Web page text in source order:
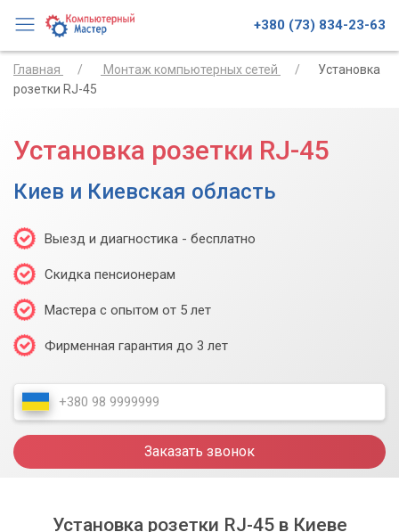
+380 (73) 834-23-63
Главная Монтаж компьютерных сетей
Установка
розетки RJ-45
Установка розетки RJ-45
Киев и Киевская область
Выезд и диагностика - бесплатно
Скидка пенсионерам
Мастера с опытом от 5 лет
Фирменная гарантия до 3 лет
Заказать звонок
Установка розетки RJ-45 в Киеве